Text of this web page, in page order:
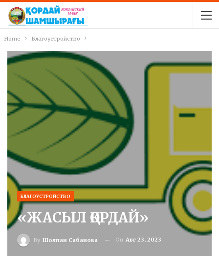
Home Благоустройство
БЛАГОУСТРОЙСТВО
«ЖАСЫЛ ҚОРДАЙ»
By Шолпан Сабанова On Авг 23, 2023